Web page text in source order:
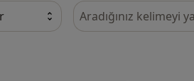
Görüşler içerisinde ara